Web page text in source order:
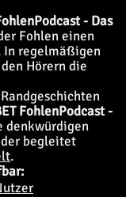
- Das
Fohlen einen
In regelmäßigen
Hörern die
FohlenPodcast -
denkwürdigen
begleitet
.